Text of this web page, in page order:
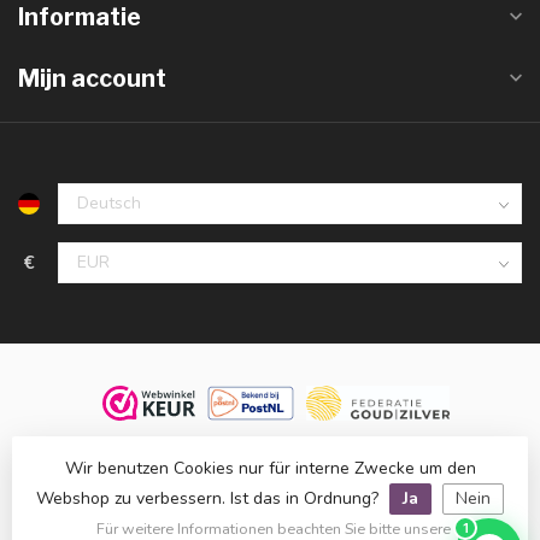
Informatie
Mijn account
€
voorbehouden.
Klanten beoordelen ons met een op basis van1.514 reviews
Wir benutzen Cookies nur für interne Zwecke um den
Webshop zu verbessern. Ist das in Ordnung?
Ja Nein
Für weitere Informationen beachten Sie bitte unsere 1